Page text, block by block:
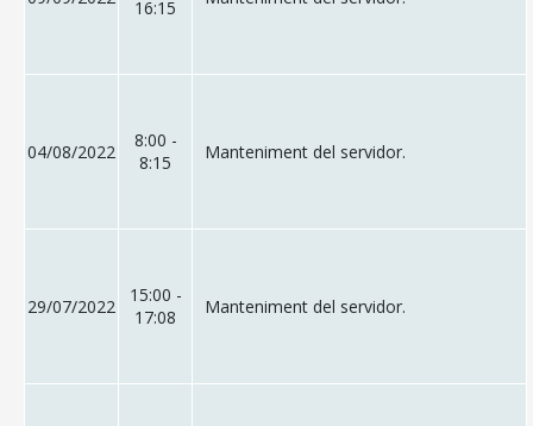
16:15
04/08/2022
8:00 -
8:15
Manteniment del servidor.
29/07/2022
15:00 -
17:08
Manteniment del servidor.